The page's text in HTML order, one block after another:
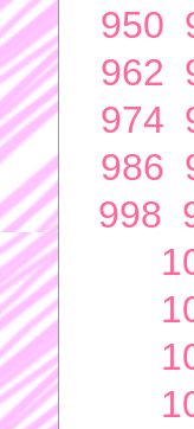
950
962
974
986
998